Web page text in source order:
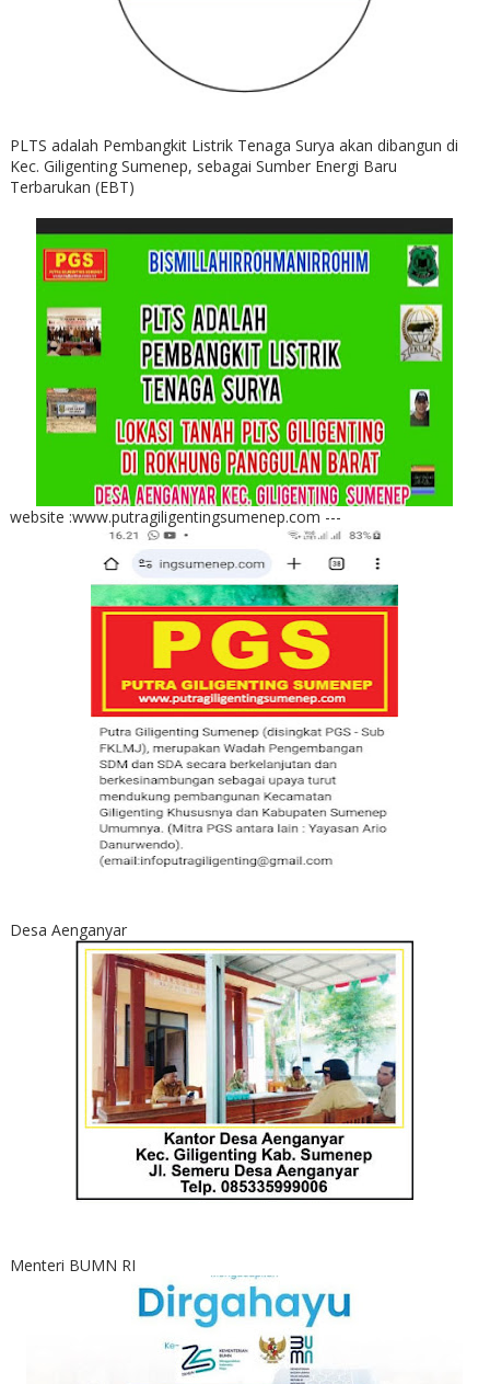
PLTS adalah Pembangkit Listrik Tenaga Surya akan dibangun di
Kec. Giligenting Sumenep, sebagai Sumber Energi Baru
Terbarukan (EBT)
website :www.putragiligentingsumenep.com ---
Desa Aenganyar
Menteri BUMN RI